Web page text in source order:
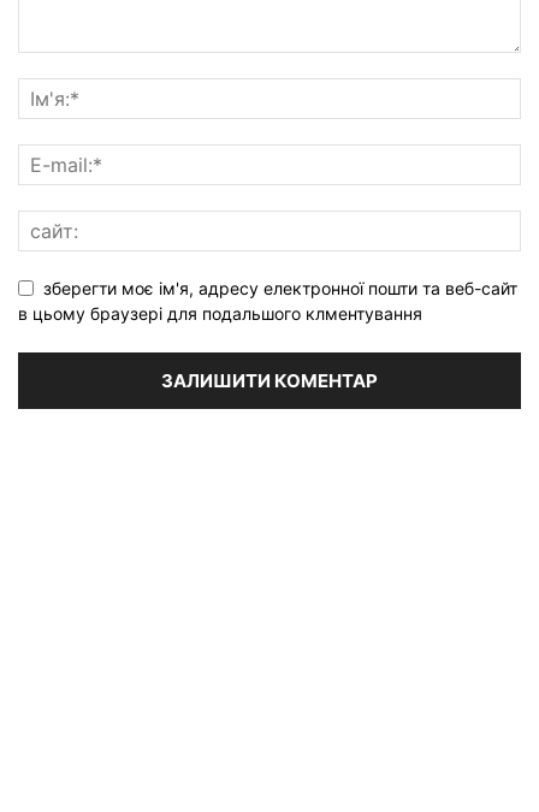
зберегти моє ім'я, адресу електронної пошти та веб-сайт
в цьому браузері для подальшого клментування